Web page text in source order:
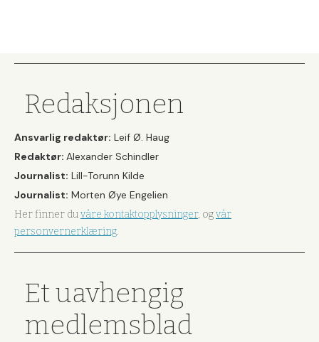
Redaksjonen
Ansvarlig redaktør: Leif Ø. Haug
Redaktør: Alexander Schindler
Journalist: Lill-Torunn Kilde
Journalist: Morten Øye Engelien
Her finner duvåre kontaktopplysninger, ogvår
personvernerklæring.
Et uavhengig
medlemsblad